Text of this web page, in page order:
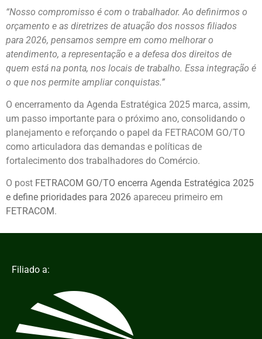
“Nosso compromisso é com o trabalhador. Ao definirmos o
orçamento e as diretrizes de atuação dos nossos filiados
para 2026, pensamos sempre em como melhorar o
atendimento, a representação e a defesa dos direitos de
quem está na ponta, nos locais de trabalho. Essa integração é
o que nos permite ampliar conquistas.”
O encerramento da Agenda Estratégica 2025 marca, assim,
um passo importante para o próximo ano, consolidando o
planejamento e reforçando o papel da FETRACOM GO/TO
como articuladora das demandas e políticas de
fortalecimento dos trabalhadores do Comércio.
O post FETRACOM GO/TO encerra Agenda Estratégica 2025
e define prioridades para 2026 apareceu primeiro em
FETRACOM.
Filiado a: